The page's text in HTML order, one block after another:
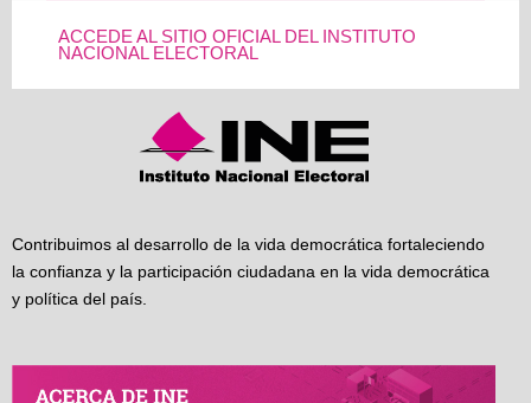
ACCEDE AL SITIO OFICIAL DEL INSTITUTO
NACIONAL ELECTORAL
Contribuimos al desarrollo de la vida democrática fortaleciendo
la confianza y la participación ciudadana en la vida democrática
y política del país.